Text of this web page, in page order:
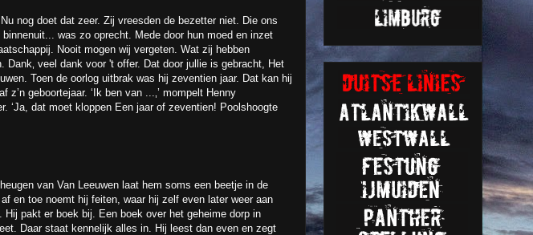
nog doet dat zeer. Zĳ vreesden de bezetter niet. Die ons
was zo oprecht. Mede door hun moed en inzet
Nooit mogen wĳ vergeten. Wat zĳ hebben
veel dank voor 't offer. Dat door jullie is gebracht, Het
Toen de oorlog uitbrak was hĳ zeventien jaar. Dat kan hĳ
geboortejaar. ‘Ik ben van ...‚’ mompelt Henny
‘Ja, dat moet kloppen Een jaar of zeventien! Poolshoogte
van Van Leeuwen laat hem soms een beetje in de
en toe noemt hij feiten, waar hij zelf even later weer aan
Hij pakt er boek bij. Een boek over het geheime dorp in
Daar staat kennelijk alles in. Hij leest dan even en zegt